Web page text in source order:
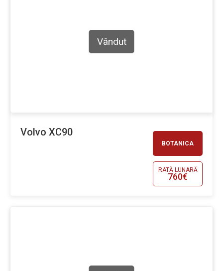
BOTANICA
RATĂ LUNARĂ
760€
Vândut
Volvo XC90